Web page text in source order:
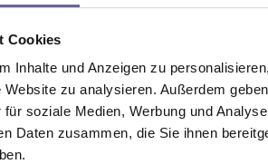
Cookies
Inhalte und Anzeigen zu
zu analysieren. Außerdem
soziale Medien, Werbung und
Daten zusammen, die Sie ihnen
Downgrade auf eine Firmware <
mit LDD-130x Hardware-